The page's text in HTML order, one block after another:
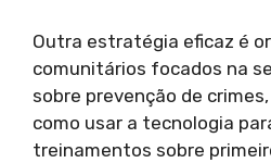
Outra estratégia eficaz é
comunitários focados na
sobre prevenção de
como usar a tecnologia
treinamentos sobre